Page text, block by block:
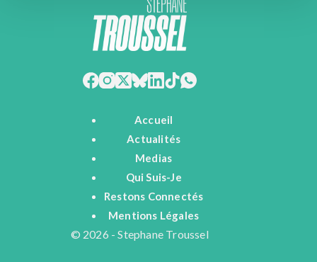
Accueil
Actualités
Medias
Qui Suis-Je
Restons Connectés
Mentions Légales
© 2026 - Stephane Troussel